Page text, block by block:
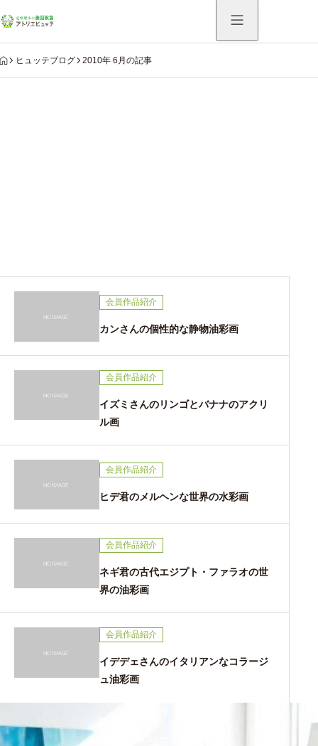
HOME
ヒュッテブログ 2010年 6月の記事
会員作品紹介
カンさんの個性的な静物油彩画
会員作品紹介
イズミさんのリンゴとバナナのアクリ
ル画
会員作品紹介
ヒデ君のメルヘンな世界の水彩画
会員作品紹介
ネギ君の古代エジプト・ファラオの世
界の油彩画
会員作品紹介
イデデェさんのイタリアンなコラージ
ュ油彩画
お気軽にお問い合わせください